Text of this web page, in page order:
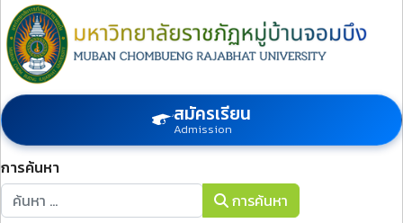
สมัครเรียน
Admission
การค้นหา
การค้นหา
การค้นหา